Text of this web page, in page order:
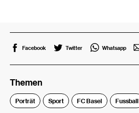
Facebook Twitter Whatsapp
Themen
Porträt Sport FC Basel Fussball